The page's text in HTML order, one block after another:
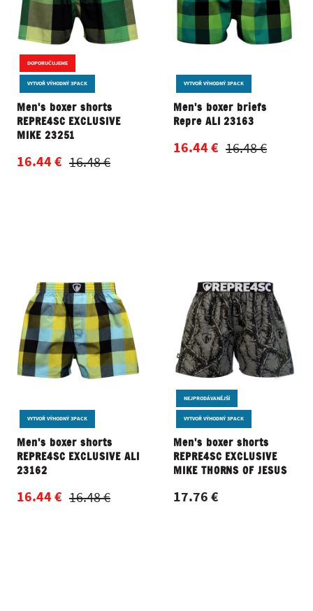
DOPORUČUJEME
VYTVOŘ VÝHODNÝ 3PACK
Men's boxer shorts
REPRE4SC EXCLUSIVE
MIKE 23251
16.44 € 16.48 €
VYTVOŘ VÝHODNÝ 3PACK
Men's boxer briefs
Repre ALI 23163
16.44 € 16.48 €
VYTVOŘ VÝHODNÝ 3PACK
Men's boxer shorts
REPRE4SC EXCLUSIVE ALI
23162
16.44 € 16.48 €
NEJPRODÁVANĚJŠÍ
VYTVOŘ VÝHODNÝ 3PACK
Men's boxer shorts
REPRE4SC EXCLUSIVE
MIKE THORNS OF JESUS
17.76 €